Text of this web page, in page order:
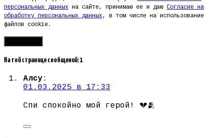
персональных данных на сайте, принимаю ее и даю Согласие на
обработку персональных данных, в том числе на использование
файлов cookie.
На той странице сообщений: 1
Алсу :
01.03.2025 в 17:33
Спи спокойно мой герой! 💔🫂